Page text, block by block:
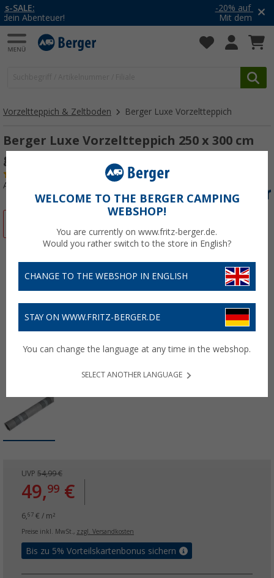
Vorzeltteppich & Zeltboden Berger Luxe Vorzeltteppich
Berger Luxe Vorzeltteppich 250 x 300 cm
grau
Art.-Nr.: 478990
UVP 54,99 €
49,99 €
6,67 € / m²
Preise inkl. MwSt., zzgl. Versandkosten
Bis zu 5% Vorteilskartenbonus sichern
WELCOME TO THE BERGER CAMPING
WEBSHOP!
You are currently on www.fritz-berger.de.
Would you rather switch to the store in English?
CHANGE TO THE WEBSHOP IN ENGLISH
STAY ON WWW.FRITZ-BERGER.DE
You can change the language at any time in the webshop.
SELECT ANOTHER LANGUAGE